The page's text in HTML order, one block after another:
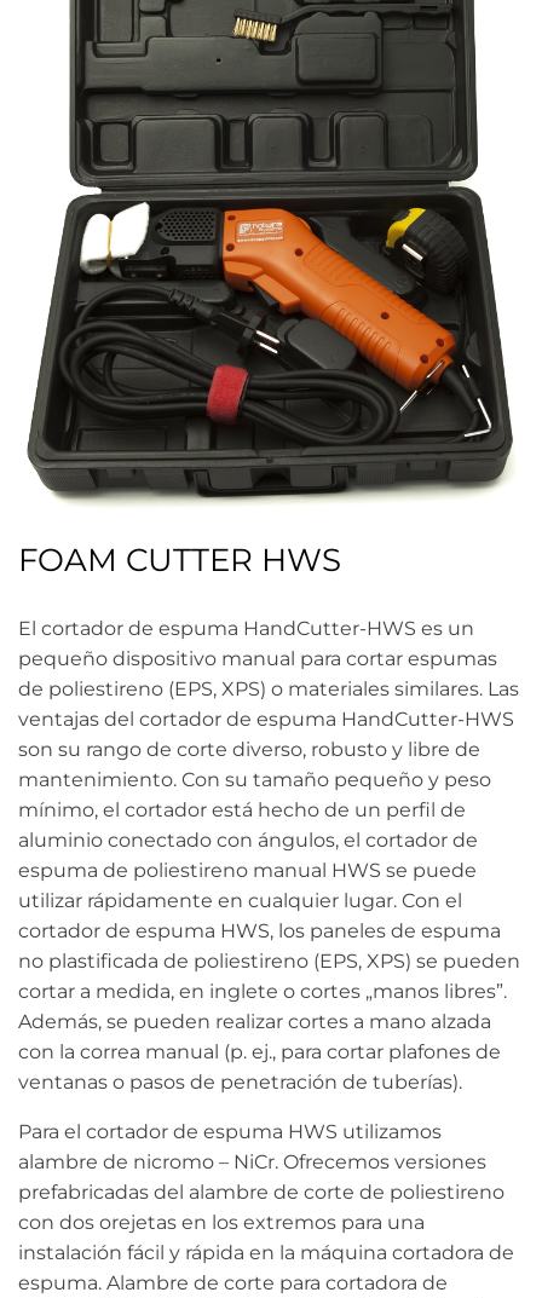
FOAM CUTTER HWS
El cortador de espuma HandCutter-HWS es un
pequeño dispositivo manual para cortar espumas
de poliestireno (EPS, XPS) o materiales similares. Las
ventajas del cortador de espuma HandCutter-HWS
son su rango de corte diverso, robusto y libre de
mantenimiento. Con su tamaño pequeño y peso
mínimo, el cortador está hecho de un perfil de
aluminio conectado con ángulos, el cortador de
espuma de poliestireno manual HWS se puede
utilizar rápidamente en cualquier lugar. Con el
cortador de espuma HWS, los paneles de espuma
no plastificada de poliestireno (EPS, XPS) se pueden
cortar a medida, en inglete o cortes „manos libres”.
Además, se pueden realizar cortes a mano alzada
con la correa manual (p. ej., para cortar plafones de
ventanas o pasos de penetración de tuberías).
Para el cortador de espuma HWS utilizamos
alambre de nicromo – NiCr. Ofrecemos versiones
prefabricadas del alambre de corte de poliestireno
con dos orejetas en los extremos para una
instalación fácil y rápida en la máquina cortadora de
espuma. Alambre de corte para cortadora de